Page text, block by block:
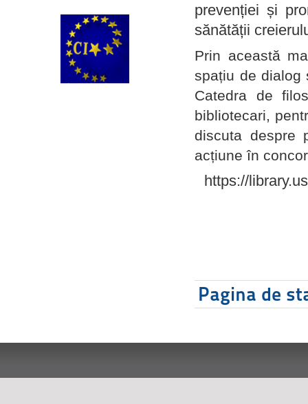
prevenției și
sănătății
Prin această
spațiu de dialog
Catedra de
bibliotecari,
discuta despre
acțiune în
https://
Pagina de